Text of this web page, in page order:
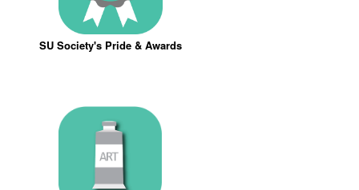
SU Society's Pride & Awards